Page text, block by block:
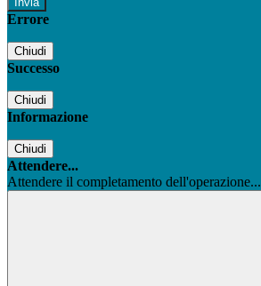
Errore
Chiudi
Successo
Chiudi
Informazione
Chiudi
Attendere...
Attendere il completamento dell'operazione...